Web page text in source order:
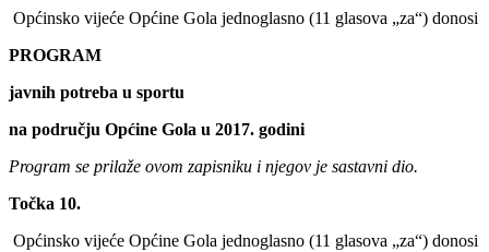
Općinsko vijeće Općine Gola jednoglasno (11 glasova „za“) donosi
PROGRAM
javnih potreba u sportu
na području Općine Gola u 2017. godini
Program se prilaže ovom zapisniku i njegov je sastavni dio.
Točka 10.
Općinsko vijeće Općine Gola jednoglasno (11 glasova „za“) donosi